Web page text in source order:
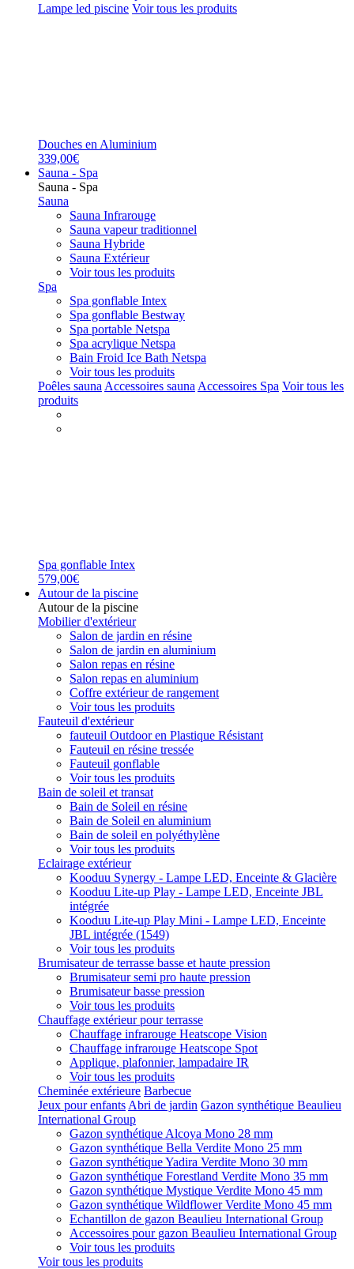
Lampe led piscine Voir tous les produits
Douches en Aluminium
339,00€
Sauna - Spa
Sauna - Spa
Sauna
Sauna Infrarouge
Sauna vapeur traditionnel
Sauna Hybride
Sauna Extérieur
Voir tous les produits
Spa
Spa gonflable Intex
Spa gonflable Bestway
Spa portable Netspa
Spa acrylique Netspa
Bain Froid Ice Bath Netspa
Voir tous les produits
Poêles sauna Accessoires sauna Accessoires Spa Voir tous les
produits
Spa gonflable Intex
579,00€
Autour de la piscine
Autour de la piscine
Mobilier d'extérieur
Salon de jardin en résine
Salon de jardin en aluminium
Salon repas en résine
Salon repas en aluminium
Coffre extérieur de rangement
Voir tous les produits
Fauteuil d'extérieur
fauteuil Outdoor en Plastique Résistant
Fauteuil en résine tressée
Fauteuil gonflable
Voir tous les produits
Bain de soleil et transat
Bain de Soleil en résine
Bain de Soleil en aluminium
Bain de soleil en polyéthylène
Voir tous les produits
Eclairage extérieur
Kooduu Synergy - Lampe LED, Enceinte & Glacière
Kooduu Lite-up Play - Lampe LED, Enceinte JBL
intégrée
Kooduu Lite-up Play Mini - Lampe LED, Enceinte
JBL intégrée (1549)
Voir tous les produits
Brumisateur de terrasse basse et haute pression
Brumisateur semi pro haute pression
Brumisateur basse pression
Voir tous les produits
Chauffage extérieur pour terrasse
Chauffage infrarouge Heatscope Vision
Chauffage infrarouge Heatscope Spot
Applique, plafonnier, lampadaire IR
Voir tous les produits
Cheminée extérieure Barbecue
Jeux pour enfants Abri de jardin Gazon synthétique Beaulieu
International Group
Gazon synthétique Alcoya Mono 28 mm
Gazon synthétique Bella Verdite Mono 25 mm
Gazon synthétique Yadira Verdite Mono 30 mm
Gazon synthétique Forestland Verdite Mono 35 mm
Gazon synthétique Mystique Verdite Mono 45 mm
Gazon synthétique Wildflower Verdite Mono 45 mm
Echantillon de gazon Beaulieu International Group
Accessoires pour gazon Beaulieu International Group
Voir tous les produits
Voir tous les produits